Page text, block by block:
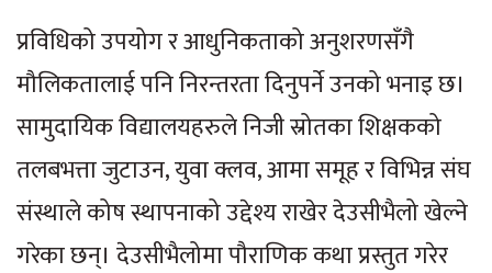
प्रविधिको उपयोग र आधुनिकताको अनुशरणसँगै
मौलिकतालाई पनि निरन्तरता दिनुपर्ने उनको भनाइ छ।
सामुदायिक विद्यालयहरुले निजी स्रोतका शिक्षकको
तलबभत्ता जुटाउन, युवा क्लव, आमा समूह र विभिन्न संघ
संस्थाले कोष स्थापनाको उद्देश्य राखेर देउसीभैलो खेल्ने
गरेका छन्। देउसीभैलोमा पौराणिक कथा प्रस्तुत गरेर